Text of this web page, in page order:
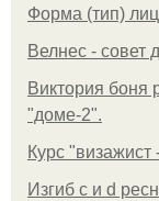
Форма (тип)
Велнес - совет
Виктория боня
"доме-2".
Курс "визажист
Изгиб c и d